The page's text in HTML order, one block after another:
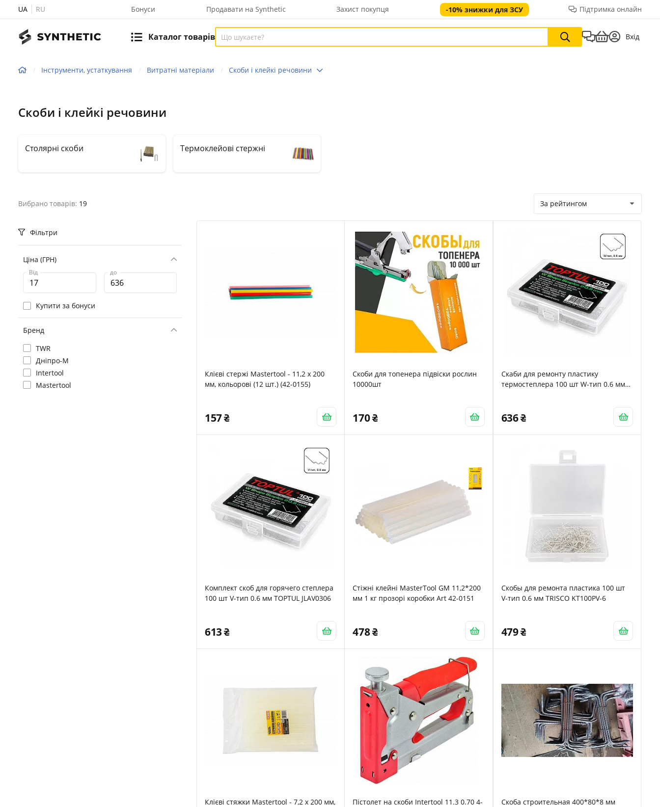
UA RU Бонуси Продавати на Synthetic Захист покупця -10% знижки для ЗСУ Підтримка онлайн
Каталог товарів Вхід
Інструменти, устаткування Витратні матеріали Скоби і клейкі речовини
Скоби і клейкі речовини
Столярні скоби Термоклейові стержні
Вибрано товарів: 19 За рейтингом
Фільтри
Ціна (ГРН)
Від до
Купити за бонуси
Бренд
TWR
Дніпро-М
Intertool
Mastertool
Клієві стержі Mastertool - 11,2 x 200
мм, кольорові (12 шт.) (42-0155)
157
Скоби для топенера підвіски рослин
10000шт
170
Скаби для ремонту пластику
термостеплера 100 шт W-тип 0.6 мм
636
Комплект скоб для горячего степлера
100 шт V-тип 0.6 мм TOPTUL JLAV0306
613
Стіжні клейні MasterTool GM 11,2*200
мм 1 кг прозорі коробки Art 42-0151
478
Скобы для ремонта пластика 100 шт
V-тип 0.6 мм TRISCO KT100PV-6
479
Клієві стяжки Mastertool - 7,2 x 200 мм,
Пістолет на скоби Intertool 11.3 0.70 4-
Скоба строительная 400*80*8 мм